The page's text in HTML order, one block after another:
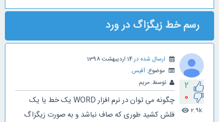
رسم خط زیگزاگ در ورد
2
0
2.9k
visibility
ارسال شده در14 اردیبهشت 1398
موضوع: آفیس
توسط: مریم
چگونه می توان در نرم افزار WORD یک خط یا یک
فلش کشید طوری که صاف نباشد و به صورت زیگزاگ